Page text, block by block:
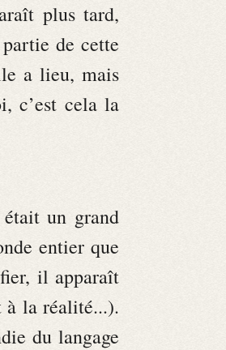
plus tard,
de cette
a lieu, mais
c’est cela la
un grand
entier que
il apparaît
à la réalité...).
du langage